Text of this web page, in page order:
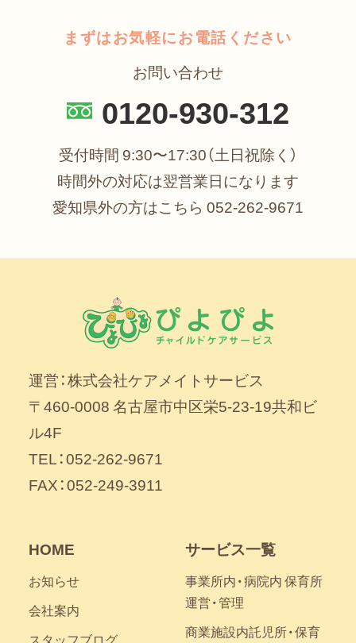
まずはお気軽にお電話ください
お問い合わせ
0120-930-312
受付時間 9:30〜17:30（土日祝除く）
時間外の対応は翌営業日になります
愛知県外の方はこちら 052-262-9671
運営：株式会社ケアメイトサービス
〒460-0008 名古屋市中区栄5-23-19共和ビ
ル4F
TEL：052-262-9671
FAX：052-249-3911
HOME
お知らせ
会社案内
サービス一覧
事業所内・病院内 保育所
運営・管理
商業施設内託児所・保育